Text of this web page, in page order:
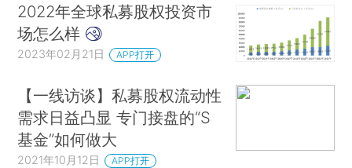
2022年全球私募股权投资市
场怎么样
2023年02月21日 APP打开
【一线访谈】私募股权流动性
需求日益凸显 专门接盘的“S
基金”如何做大
2021年10月12日 APP打开